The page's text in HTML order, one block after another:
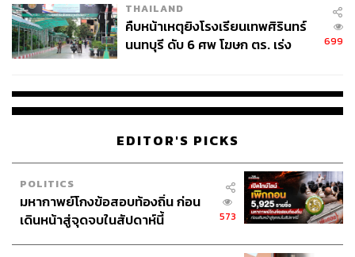
THAILAND
คืบหน้าเหตุยิงโรงเรียนเทพศิรินทร์
นนทบุรี ดับ 6 ศพ โฆษก ตร. เร่ง
699
EDITOR'S PICKS
POLITICS
มหากาพย์โกงข้อสอบท้องถิ่น ก่อน
เดินหน้าสู่จุดจบในสัปดาห์นี้
573